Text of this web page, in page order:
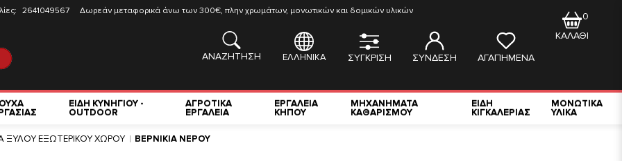
2641049567 Δωρεάν μεταφορικά άνω των 300€, πλην χρωμάτων, μονωτικών και δομικών υλικών
ΑΝΑΖΗΤΗΣΗ ΕΛΛΗΝΙΚΑ ΣΥΓΚΡΙΣΗ ΣΥΝΔΕΣΗ ΑΓΑΠΗΜΕΝΑ
ΚΑΛΑΘΙ
0
ΕΙΔΗ ΚΥΝΗΓΙΟΥ -
OUTDOOR
ΑΓΡΟΤΙΚΑ
ΕΡΓΑΛΕΙΑ
ΕΡΓΑΛΕΙΑ
ΚΗΠΟΥ
ΜΗΧΑΝΗΜΑΤΑ
ΚΑΘΑΡΙΣΜΟΥ
ΕΙΔΗ
ΚΙΓΚΑΛΕΡΙΑΣ
ΜΟΝΩΤΙΚΑ
ΥΛΙΚΑ
ΞΥΛΟΥ ΕΞΩΤΕΡΙΚΟΥ ΧΩΡΟΥ ΒΕΡΝΙΚΙΑ ΝΕΡΟΥ